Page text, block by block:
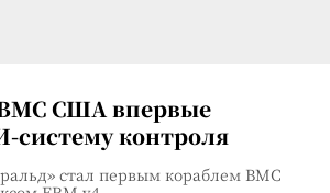
США впервые
систему контроля
стал первым кораблем ВМС